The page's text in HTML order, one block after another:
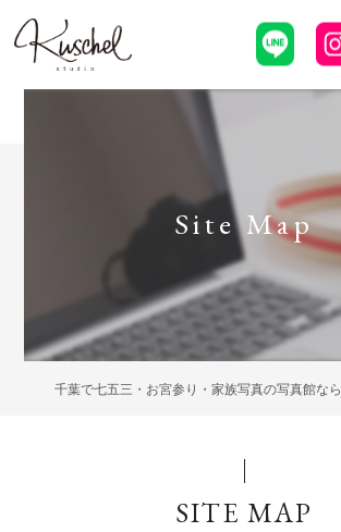
Site Map
SITE MAP